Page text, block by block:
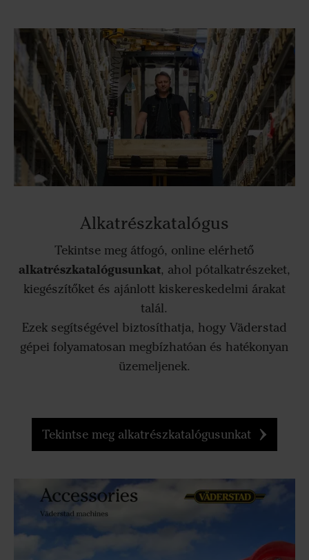
Alkatrészkatalógus
Tekintse meg átfogó, online elérhető
alkatrészkatalógusunkat, ahol pótalkatrészeket,
kiegészítőket és ajánlott kiskereskedelmi árakat
talál.
Ezek segítségével biztosíthatja, hogy Väderstad
gépei folyamatosan megbízhatóan és hatékonyan
üzemeljenek.
Tekintse meg alkatrészkatalógusunkat